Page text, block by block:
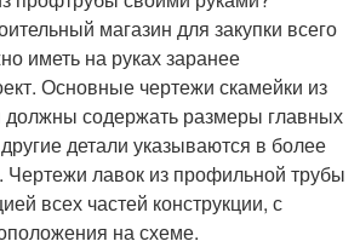
магазин для закупки всего
иметь на руках заранее
Основные чертежи скамейки из
содержать размеры главных
детали указываются в более
Чертежи лавок из профильной трубы
всех частей конструкции, с
на схеме.